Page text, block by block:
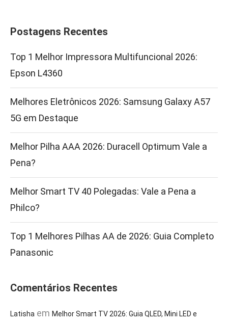
Postagens Recentes
Top 1 Melhor Impressora Multifuncional 2026:
Epson L4360
Melhores Eletrônicos 2026: Samsung Galaxy A57
5G em Destaque
Melhor Pilha AAA 2026: Duracell Optimum Vale a
Pena?
Melhor Smart TV 40 Polegadas: Vale a Pena a
Philco?
Top 1 Melhores Pilhas AA de 2026: Guia Completo
Panasonic
Comentários Recentes
Latisha em Melhor Smart TV 2026: Guia QLED, Mini LED e